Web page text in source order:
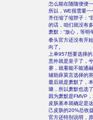
怎么能在随随便便
所以，WE很需要
齐任缩了缩脖子：“
的话，咱们就没有
萧默：“放心，等明
拳头官方还没有开
向了。
上单957想要选择
意外就是皇子了，
赛，就看能不能通
辅助薛莫言选择的
最后就是萧默了，
璐，所以萧默也选
因为萧默是FMVP
皮肤基本就确定是
己皮肤的20%总收
官方还特别说明，